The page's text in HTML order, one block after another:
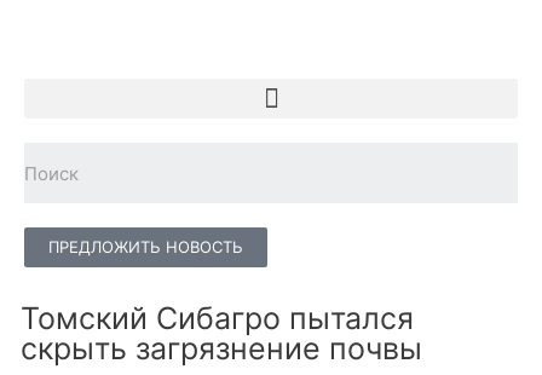
ПРЕДЛОЖИТЬ НОВОСТЬ
Томский Сибагро пытался
скрыть загрязнение почвы